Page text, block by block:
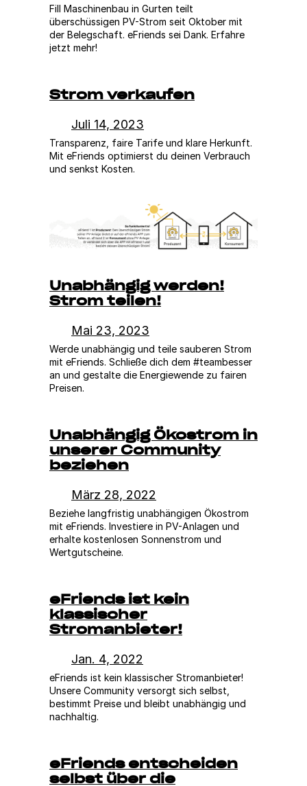
Fill Maschinenbau in Gurten teilt
überschüssigen PV-Strom seit Oktober mit
der Belegschaft. eFriends sei Dank. Erfahre
jetzt mehr!
Strom verkaufen
Juli 14, 2023
Transparenz, faire Tarife und klare Herkunft.
Mit eFriends optimierst du deinen Verbrauch
und senkst Kosten.
Unabhängig werden!
Strom teilen!
Mai 23, 2023
Werde unabhängig und teile sauberen Strom
mit eFriends. Schließe dich dem #teambesser
an und gestalte die Energiewende zu fairen
Preisen.
Unabhängig Ökostrom in
unserer Community
beziehen
März 28, 2022
Beziehe langfristig unabhängigen Ökostrom
mit eFriends. Investiere in PV-Anlagen und
erhalte kostenlosen Sonnenstrom und
Wertgutscheine.
eFriends ist kein
klassischer
Stromanbieter!
Jan. 4, 2022
eFriends ist kein klassischer Stromanbieter!
Unsere Community versorgt sich selbst,
bestimmt Preise und bleibt unabhängig und
nachhaltig.
eFriends entscheiden
selbst über die